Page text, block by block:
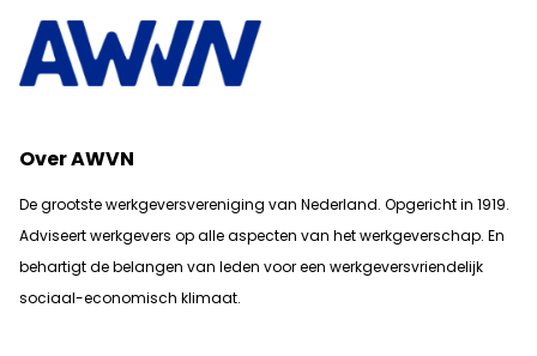
Over AWVN
De grootste werkgeversvereniging van Nederland. Opgericht in 1919.
Adviseert werkgevers op alle aspecten van het werkgeverschap. En
behartigt de belangen van leden voor een werkgeversvriendelijk
sociaal-economisch klimaat.